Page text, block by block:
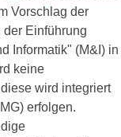
Vorschlag der
Einführung
Informatik" (M&I) in
keine
wird integriert
erfolgen.